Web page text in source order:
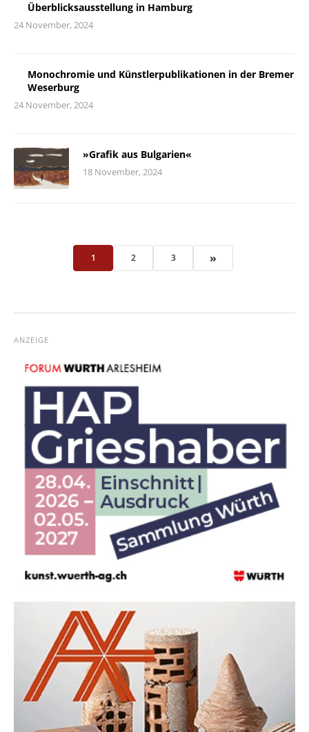
Überblicksausstellung in Hamburg
24 November, 2024
Monochromie und Künstlerpublikationen in der Bremer
Weserburg
24 November, 2024
»Grafik aus Bulgarien«
18 November, 2024
1 2 3 »
ANZEIGE